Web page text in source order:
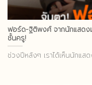
ฟอร์ด-ฐิติพงศ์ จากนักแสด
ชั้นครู!
ช่วงปีหลังๆ เราได้เห็นนักแ